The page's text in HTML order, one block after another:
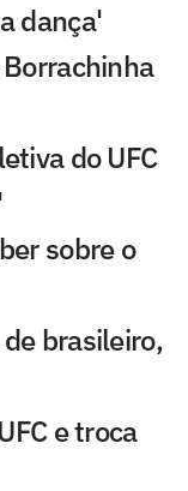
dança'
do UFC
sobre o
brasileiro,
e troca